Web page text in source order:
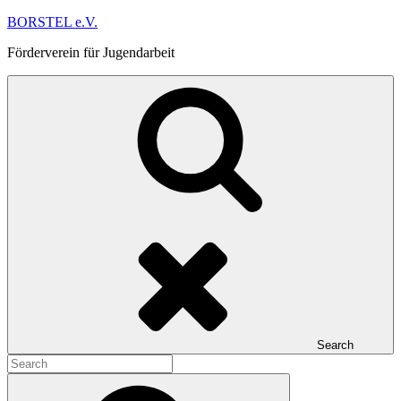
Skip
content
BORSTEL e.V.
Förderverein für Jugendarbeit
Search
Search
for: